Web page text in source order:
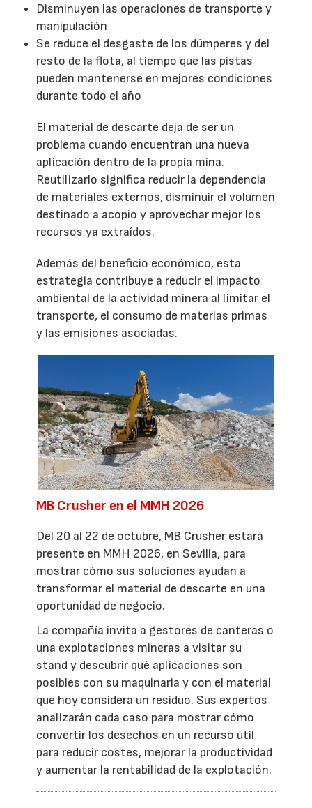
Disminuyen las operaciones de transporte y
manipulación
Se reduce el desgaste de los dúmperes y del
resto de la flota, al tiempo que las pistas
pueden mantenerse en mejores condiciones
durante todo el año
El material de descarte deja de ser un
problema cuando encuentran una nueva
aplicación dentro de la propia mina.
Reutilizarlo significa reducir la dependencia
de materiales externos, disminuir el volumen
destinado a acopio y aprovechar mejor los
recursos ya extraídos.
Además del beneficio económico, esta
estrategia contribuye a reducir el impacto
ambiental de la actividad minera al limitar el
transporte, el consumo de materias primas
y las emisiones asociadas.
MB Crusher en el MMH 2026
Del 20 al 22 de octubre, MB Crusher estará
presente en MMH 2026, en Sevilla, para
mostrar cómo sus soluciones ayudan a
transformar el material de descarte en una
oportunidad de negocio.
La compañía invita a gestores de canteras o
una explotaciones mineras a visitar su
stand y descubrir qué aplicaciones son
posibles con su maquinaria y con el material
que hoy considera un residuo. Sus expertos
analizarán cada caso para mostrar cómo
convertir los desechos en un recurso útil
para reducir costes, mejorar la productividad
y aumentar la rentabilidad de la explotación.